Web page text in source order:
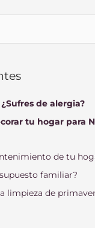
de alergia?
tu hogar para
de tu
familiar?
limpieza de